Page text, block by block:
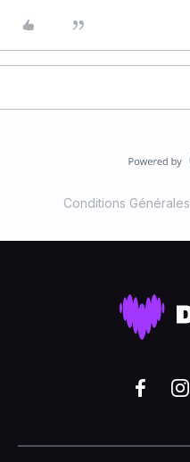
Conditions Générales